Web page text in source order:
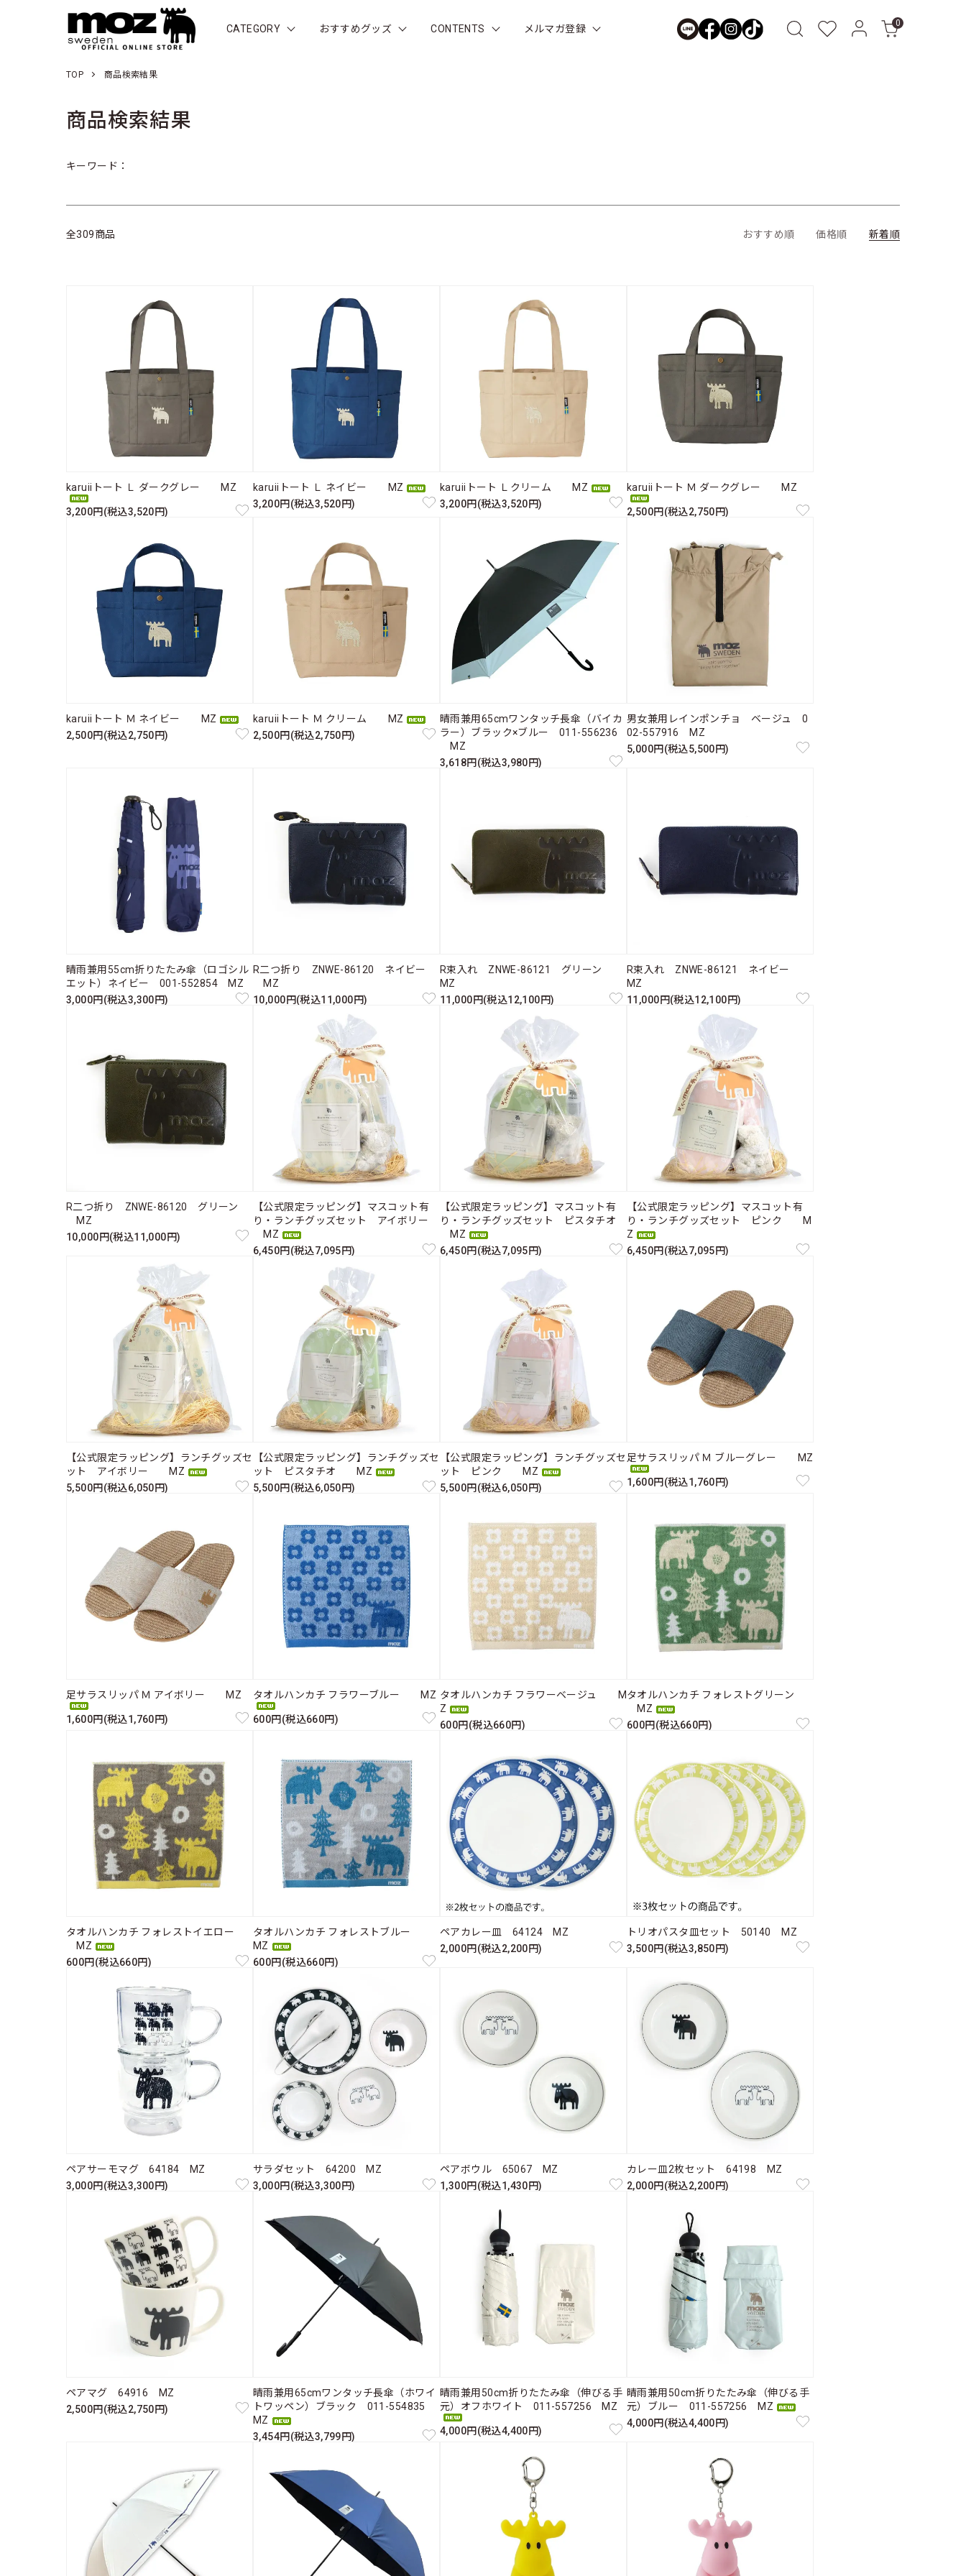
CATEGORY おすすめグッズ CONTENTS メルマガ登録 0
TOP 商品検索結果
商品検索結果
キーワード：
全309商品 おすすめ順 価格順 新着順
karuiiトート Ｌ ダークグレー MZ
3,200円(税込3,520円)
karuiiトート Ｌ ネイビー MZ
3,200円(税込3,520円)
karuiiトート Ｌクリーム MZ
3,200円(税込3,520円)
karuiiトート Ｍ ダークグレー MZ
2,500円(税込2,750円)
karuiiトート Ｍ ネイビー MZ
2,500円(税込2,750円)
karuiiトート Ｍ クリーム MZ
2,500円(税込2,750円)
晴雨兼用65cmワンタッチ長傘（バイカ
ラー）ブラック×ブルー 011-556236
MZ
3,618円(税込3,980円)
男女兼用レインポンチョ ベージュ 0
02-557916 MZ
5,000円(税込5,500円)
晴雨兼用55cm折りたたみ傘（ロゴシル
エット）ネイビー 001-552854 MZ
3,000円(税込3,300円)
R二つ折り ZNWE-86120 ネイビー
MZ
10,000円(税込11,000円)
R束入れ ZNWE-86121 グリーン
MZ
11,000円(税込12,100円)
R束入れ ZNWE-86121 ネイビー
MZ
11,000円(税込12,100円)
R二つ折り ZNWE-86120 グリーン
MZ
10,000円(税込11,000円)
【公式限定ラッピング】マスコット有
り・ランチグッズセット アイボリー
MZ
6,450円(税込7,095円)
【公式限定ラッピング】マスコット有
り・ランチグッズセット ピスタチオ
MZ
6,450円(税込7,095円)
【公式限定ラッピング】マスコット有
り・ランチグッズセット ピンク M
Z
6,450円(税込7,095円)
【公式限定ラッピング】ランチグッズセ
ット アイボリー MZ
5,500円(税込6,050円)
【公式限定ラッピング】ランチグッズセ
ット ピスタチオ MZ
5,500円(税込6,050円)
【公式限定ラッピング】ランチグッズセ
ット ピンク MZ
5,500円(税込6,050円)
足サラスリッパ Ｍ ブルーグレー MZ
1,600円(税込1,760円)
足サラスリッパ Ｍ アイボリー MZ
1,600円(税込1,760円)
タオルハンカチ フラワーブルー MZ
600円(税込660円)
タオルハンカチ フラワーベージュ M
Z
600円(税込660円)
タオルハンカチ フォレストグリーン
MZ
600円(税込660円)
タオルハンカチ フォレストイエロー
MZ
600円(税込660円)
タオルハンカチ フォレストブルー
MZ
600円(税込660円)
ペアカレー皿 64124 MZ
2,000円(税込2,200円)
トリオパスタ皿セット 50140 MZ
3,500円(税込3,850円)
ペアサーモマグ 64184 MZ
3,000円(税込3,300円)
サラダセット 64200 MZ
3,000円(税込3,300円)
ペアボウル 65067 MZ
1,300円(税込1,430円)
カレー皿2枚セット 64198 MZ
2,000円(税込2,200円)
ペアマグ 64916 MZ
2,500円(税込2,750円)
晴雨兼用65cmワンタッチ長傘（ホワイ
トワッペン）ブラック 011-554835
MZ
3,454円(税込3,799円)
晴雨兼用50cm折りたたみ傘（伸びる手
元）オフホワイト 011-557256 MZ
4,000円(税込4,400円)
晴雨兼用50cm折りたたみ傘（伸びる手
元）ブルー 011-557256 MZ
4,000円(税込4,400円)